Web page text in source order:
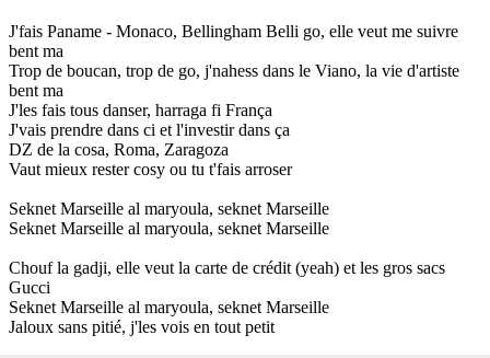
J'fais Paname - Monaco, Bellingham Belli go, elle veut me suivre
bent ma
Trop de boucan, trop de go, j'nahess dans le Viano, la vie d'artiste
bent ma
J'les fais tous danser, harraga fi França
J'vais prendre dans ci et l'investir dans ça
DZ de la cosa, Roma, Zaragoza
Vaut mieux rester cosy ou tu t'fais arroser
Seknet Marseille al maryoula, seknet Marseille
Seknet Marseille al maryoula, seknet Marseille
Chouf la gadji, elle veut la carte de crédit (yeah) et les gros sacs
Gucci
Seknet Marseille al maryoula, seknet Marseille
Jaloux sans pitié, j'les vois en tout petit